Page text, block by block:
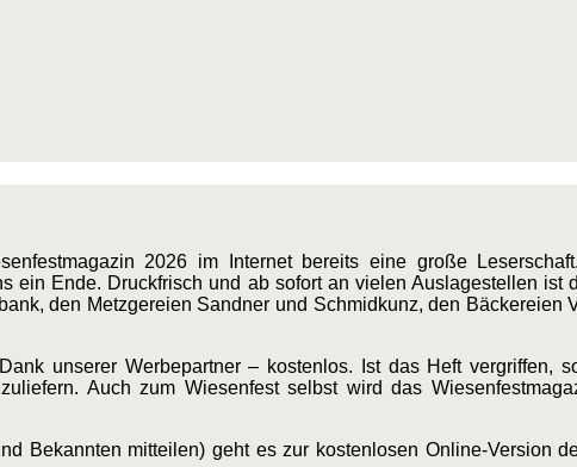
2026 im Internet bereits eine große
ein Ende. Druckfrisch und ab sofort an vielen Auslagestellen ist
den Metzgereien Sandner und Schmidkunz, den Bäckereien
unserer Werbepartner – kostenlos. Ist das Heft vergriffen,
Auch zum Wiesenfest selbst wird das
Bekannten mitteilen) geht es zur kostenlosen Online-Version